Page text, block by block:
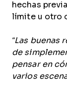
hechas
límite u otro
“Las buenas
de
pensar en
varios